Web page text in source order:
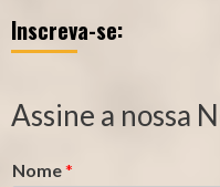
Inscreva-se:
Assine a nossa
Nome*